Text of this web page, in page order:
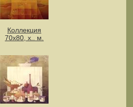
Коллекция
70х80, х.. м.